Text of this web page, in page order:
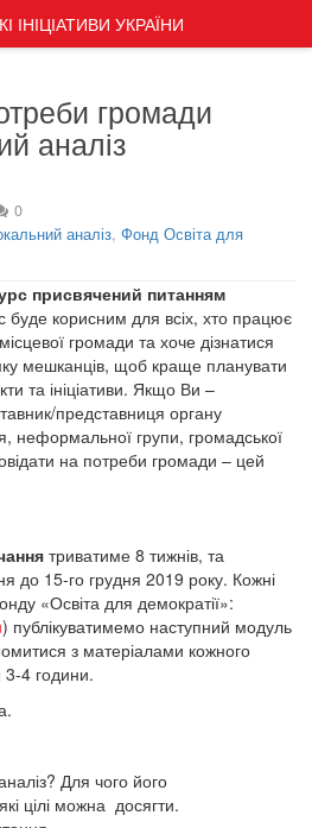
ІНІЦІАТИВИ УКРАЇНИ
громади
аналіз
0
аналіз, Фонд Освіта для
присвячений питанням
буде корисним для всіх, хто працює
громади та хоче дізнатися
мешканців, щоб краще планувати
та ініціативи. Якщо Ви –
представниця органу
неформальної групи, громадської
на потреби громади – цей
триватиме 8 тижнів, та
до 15-го грудня 2019 року. Кожні
«Освіта для демократії»:
) публікуватимемо наступний модуль
з матеріалами кожного
3-4 години.
Для чого його
цілі можна досягти.